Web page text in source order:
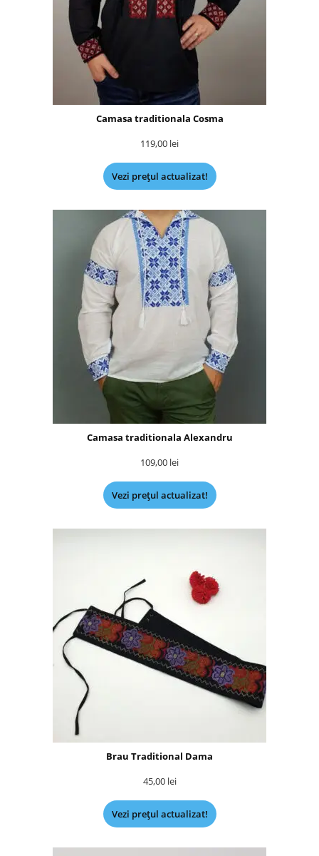
Camasa traditionala Cosma
119,00 lei
Vezi prețul actualizat!
Camasa traditionala Alexandru
109,00 lei
Vezi prețul actualizat!
Brau Traditional Dama
45,00 lei
Vezi prețul actualizat!